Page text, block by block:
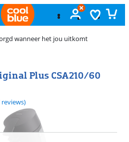
Gratis
Plus CSA210/60
op 187 reviews.
reviews)